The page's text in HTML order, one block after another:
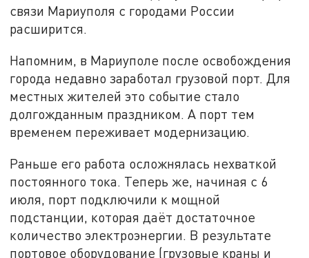
связи Мариуполя с городами России
расширится.
Напомним, в Мариуполе после освобождения
города недавно заработал грузовой порт. Для
местных жителей это событие стало
долгожданным праздником. А порт тем
временем переживает модернизацию.
Раньше его работа осложнялась нехваткой
постоянного тока. Теперь же, начиная с 6
июля, порт подключили к мощной
подстанции, которая даёт достаточное
количество электроэнергии. В результате
портовое оборудование (грузовые краны и